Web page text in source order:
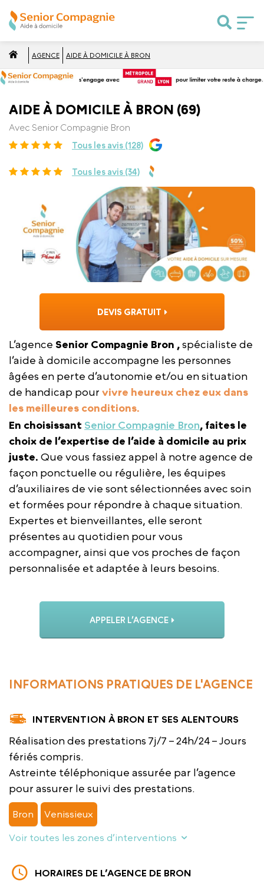
AGENCE AIDE À DOMICILE À BRON
AIDE À DOMICILE À BRON (69)
Avec Senior Compagnie Bron
Tous les avis (128)
Tous les avis (34)
DEVIS GRATUIT
L’agence Senior Compagnie Bron ,spécialiste de
l’aide à domicile accompagne les personnes
âgées en perte d’autonomie et/ou en situation
de handicap pour vivre heureux chez eux dans
les meilleures conditions.
En choisissant Senior Compagnie Bron, faites le
choix de l’expertise de l’aide à domicile au prix
juste. Que vous fassiez appel à notre agence de
façon ponctuelle ou régulière, les équipes
d’auxiliaires de vie sont sélectionnées avec soin
et formées pour répondre à chaque situation.
Expertes et bienveillantes, elle seront
présentes au quotidien pour vous
accompagner, ainsi que vos proches de façon
personnalisée et adaptée à leurs besoins.
APPELER L’AGENCE
INFORMATIONS PRATIQUES DE L'AGENCE
INTERVENTION À BRON ET SES ALENTOURS
Réalisation des prestations 7j/7 – 24h/24 – Jours
fériés compris.
Astreinte téléphonique assurée par l’agence
pour assurer le suivi des prestations.
Bron Venissieux
Voir toutes les zones d’interventions
HORAIRES DE L’AGENCE DE BRON